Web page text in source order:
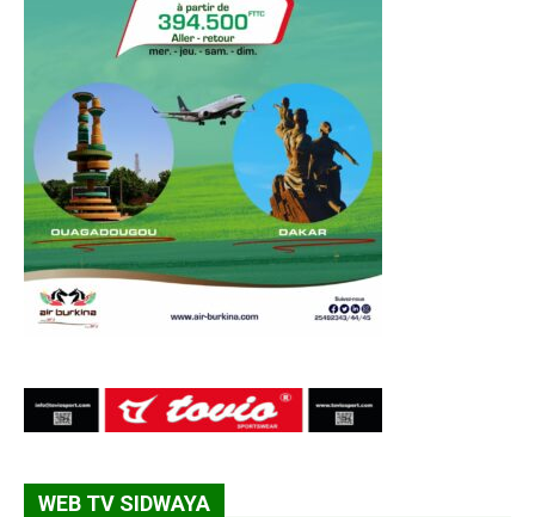
WEB TV SIDWAYA